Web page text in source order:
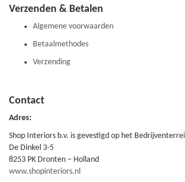
Verzenden & Betalen
Algemene voorwaarden
Betaalmethodes
Verzending
Contact
Adres:
Shop Interiors b.v. is gevestigd op het
De Dinkel 3-5
8253 PK Dronten – Holland
www.shopinteriors.nl